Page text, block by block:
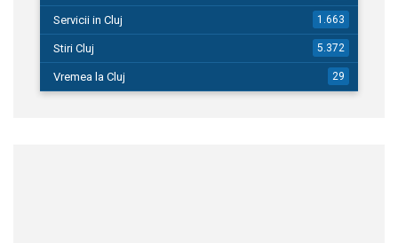
Servicii in Cluj 1.663
Stiri Cluj 5.372
Vremea la Cluj 29